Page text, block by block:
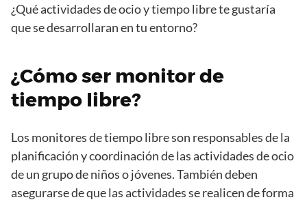
¿Qué actividades de ocio y tiempo libre te gustaría
que se desarrollaran en tu entorno?
¿Cómo ser monitor de
tiempo libre?
Los monitores de tiempo libre son responsables de la
planificación y coordinación de las actividades de ocio
de un grupo de niños o jóvenes. También deben
asegurarse de que las actividades se realicen de forma